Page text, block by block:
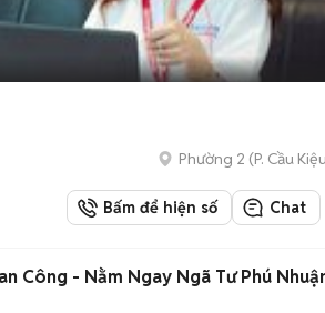
Phường 2 (P. Cầu
Bấm để hiện số Chat
Công - Nằm Ngay Ngã Tư Phú